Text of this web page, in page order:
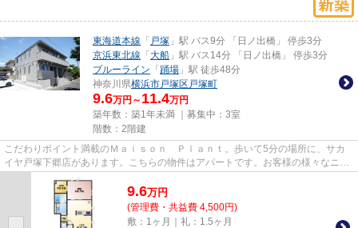
東海道本線 「 戸塚 」駅 バス9分 「日ノ出橋」 停歩3分
京浜東北線 「 大船 」駅 バス14分 「日ノ出橋」 停歩3分
ブルーライン 「 踊場 」駅 徒歩48分
神奈川県横浜市戸塚区 戸塚町
9.6万円～ 11.4万円
築年数：築1年未満 ｜募集中： 3室
階数：2階建
こだわりポイント満載のＭａｉｓｏｎ Ｐｌａｎｔ。歩いて5分の場所に、サカ
イヤ戸塚下郷店があります。こちらの物件はアパートです。お客様の様々なニー
ズに応えるアパマンメイトでは...
9.6万円
(管理費・共益費 4,500円)
敷：1ヶ月｜礼：1.5ヶ月